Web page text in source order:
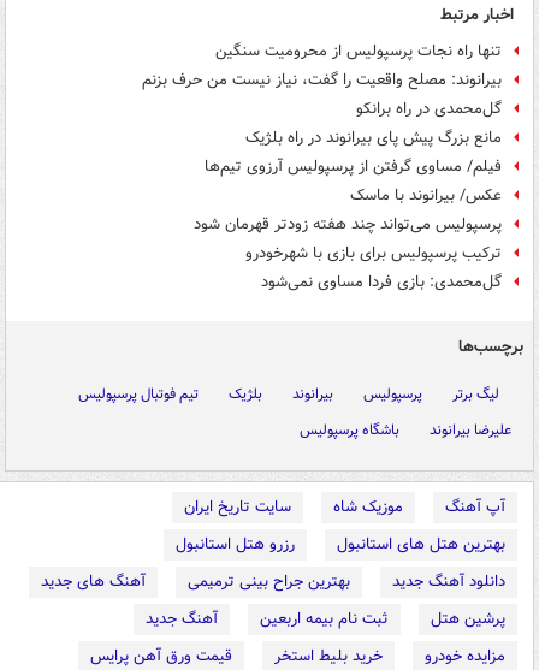
اخبار مرتبط
تنها راه نجات پرسپولیس از محرومیت سنگین
بیرانوند: مصلح واقعیت را گفت، نیاز نیست من حرف بزنم
گل‌محمدی در راه برانکو
مانع بزرگ پیش پای بیرانوند در راه بلژیک
فیلم/ مساوی گرفتن از پرسپولیس آرزوی تیم‌ها
عکس/ بیرانوند با ماسک
پرسپولیس می‌تواند چند هفته زودتر قهرمان شود
ترکیب پرسپولیس برای بازی با شهرخودرو
گل‌محمدی: بازی فردا مساوی نمی‌شود
برچسب‌ها
لیگ برتر پرسپولیس بیرانوند بلژیک
تیم فوتبال پرسپولیس
علیرضا بیرانوند
باشگاه پرسپولیس
آپ آهنگ موزیک شاه
سایت تاریخ ایران
بهترین هتل های استانبول
رزرو هتل استانبول
دانلود آهنگ جدید
بهترین جراح بینی ترمیمی
آهنگ های جدید
پرشین هتل
ثبت نام بیمه اربعین
آهنگ جدید
مزایده خودرو
خرید بلیط استخر
قیمت ورق آهن پرایس